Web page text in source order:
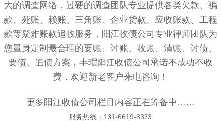
大的调查网络，过硬的调查团队专业提供各类欠款、骗
款、死账、赖账、三角账、企业货款、应收账款、工程
款等疑难账款追收服务，阳江收债公司专业律师团队为
您量身定制最合理的要账、讨账、收账、清账、讨债、
要债、追债方案，丰瑁阳江收债公司承诺不成功不收
费，欢迎新老客户来电咨询！
更多阳江收债公司栏目内容正在筹备中……
服务热线：131-6619-8333